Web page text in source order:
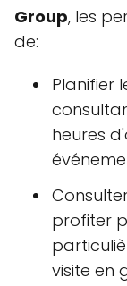
Group, les
de:
Planifier
heures
profiter
visite en